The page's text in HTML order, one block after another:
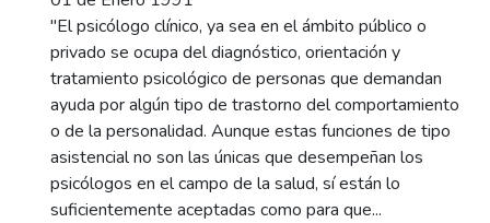
"El psicólogo clínico, ya sea en el ámbito público o
privado se ocupa del diagnóstico, orientación y
tratamiento psicológico de personas que demandan
ayuda por algún tipo de trastorno del comportamiento
o de la personalidad. Aunque estas funciones de tipo
asistencial no son las únicas que desempeñan los
psicólogos en el campo de la salud, sí están lo
suficientemente aceptadas como para que...